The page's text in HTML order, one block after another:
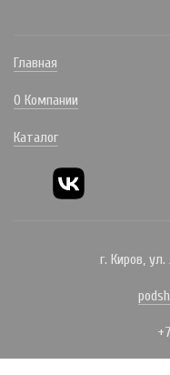
Главная
О Компании
Каталог
г. Киров,